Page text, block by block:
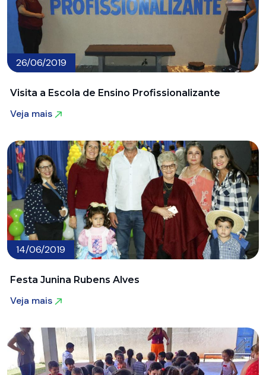
26/06/2019
Visita a Escola de Ensino Profissionalizante
Veja mais
14/06/2019
Festa Junina Rubens Alves
Veja mais